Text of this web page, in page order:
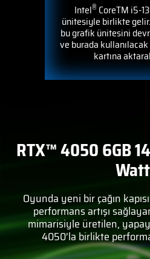
Intel® CoreTM i5-
ünitesiyle birlikte
bu grafik ünitesini
ve burada
kartına
RTX™ 4050 6GB
Oyunda yeni bir çağın
performans artışı
mimarisiyle üretilen,
4050’la birlikte